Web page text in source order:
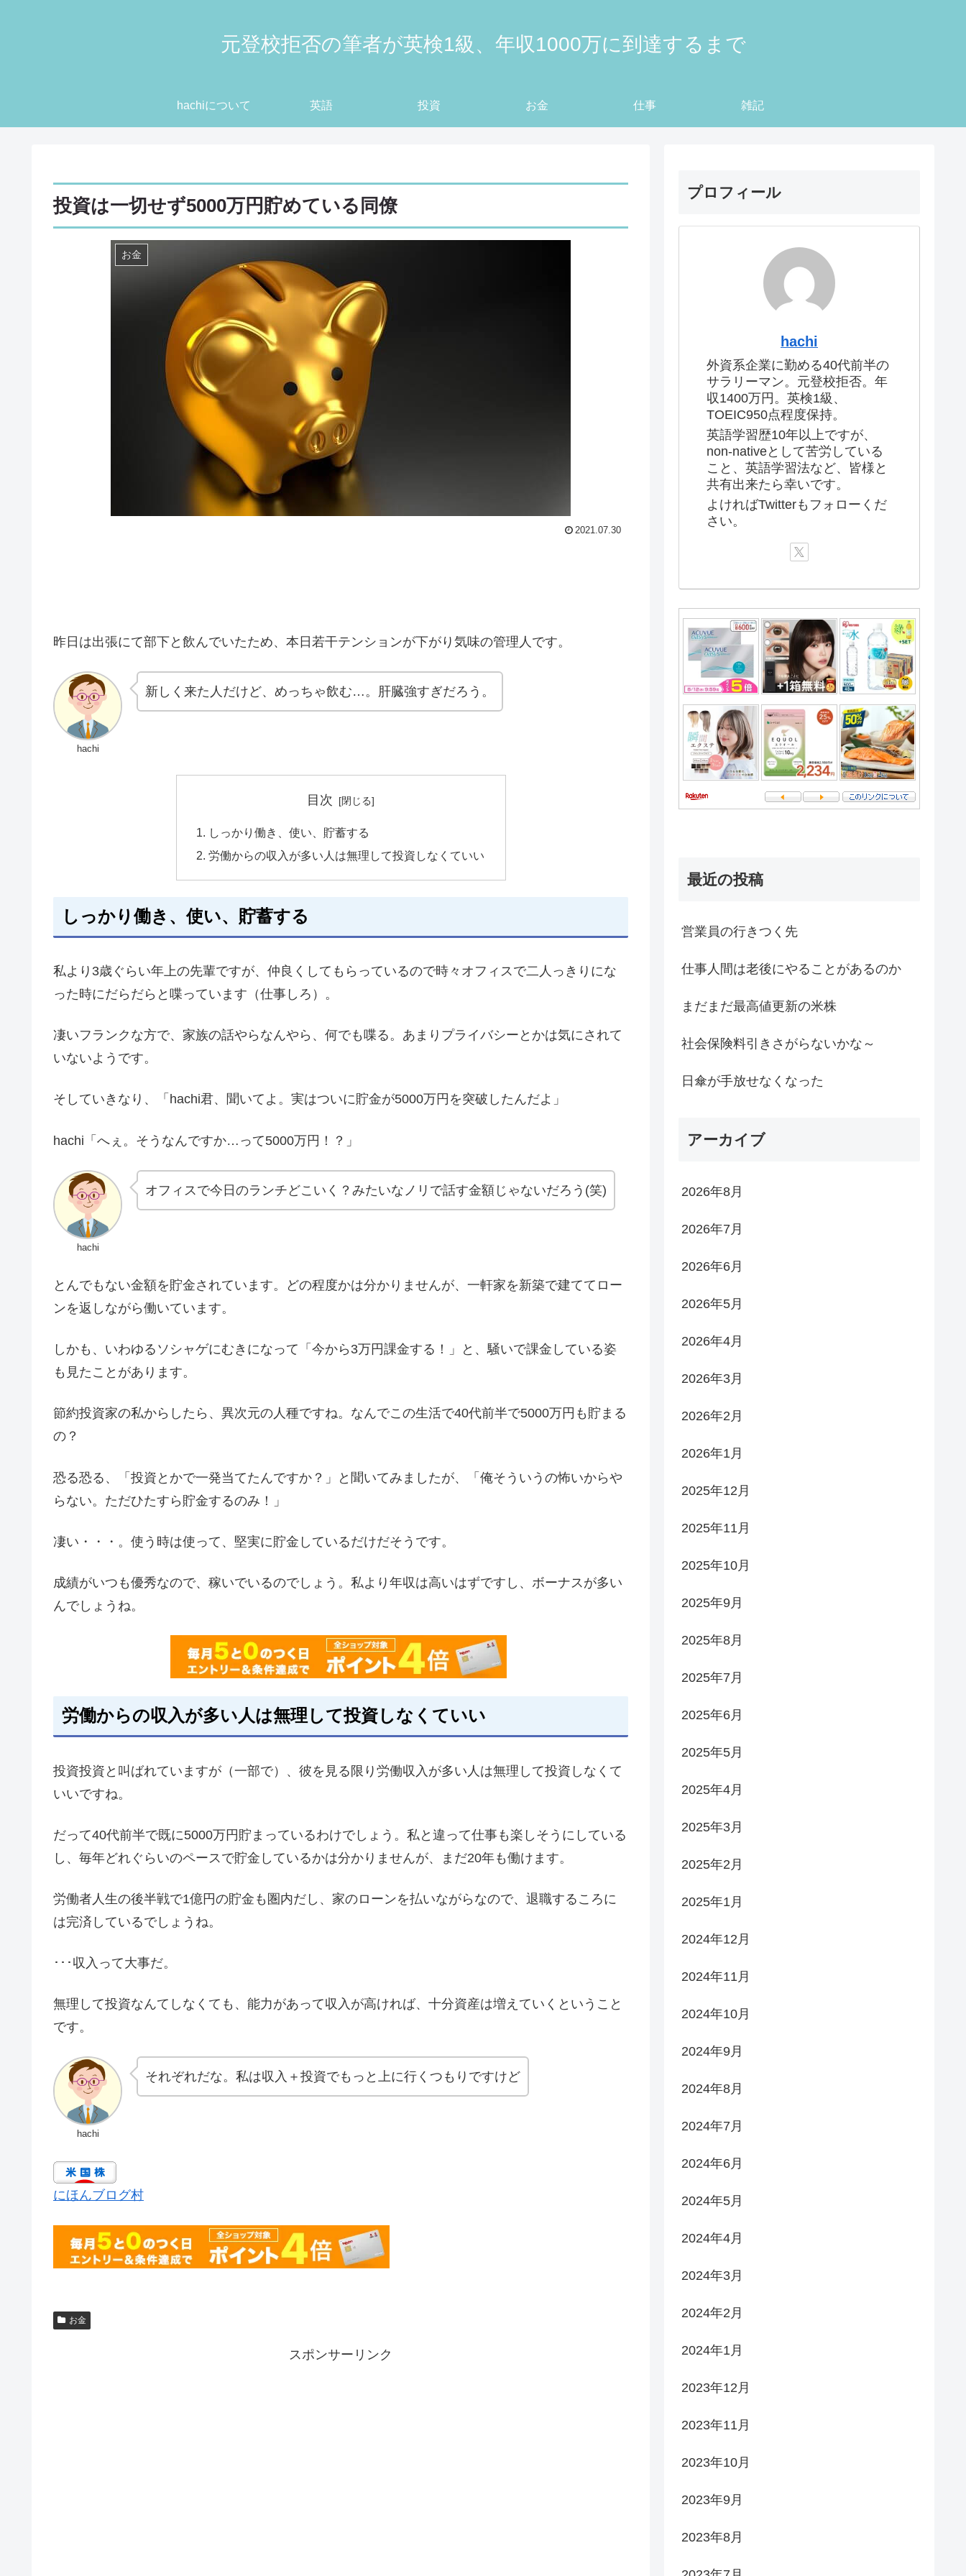
元登校拒否の筆者が英検1級、年収1000万に到達するまで
hachiについて 英語 投資 お金 仕事 雑記
投資は一切せず5000万円貯めている同僚
お金
2021.07.30
昨日は出張にて部下と飲んでいたため、本日若干テンションが下がり気味の管理人です。
hachi
新しく来た人だけど、めっちゃ飲む…。肝臓強すぎだろう。
目次
しっかり働き、使い、貯蓄する
労働からの収入が多い人は無理して投資しなくていい
しっかり働き、使い、貯蓄する
私より3歳ぐらい年上の先輩ですが、仲良くしてもらっているので時々オフィスで二人っきりにな
った時にだらだらと喋っています（仕事しろ）。
凄いフランクな方で、家族の話やらなんやら、何でも喋る。あまりプライバシーとかは気にされて
いないようです。
そしていきなり、「hachi君、聞いてよ。実はついに貯金が5000万円を突破したんだよ」
hachi「へぇ。そうなんですか…って5000万円！？」
hachi
オフィスで今日のランチどこいく？みたいなノリで話す金額じゃないだろう(笑)
とんでもない金額を貯金されています。どの程度かは分かりませんが、一軒家を新築で建ててロー
ンを返しながら働いています。
しかも、いわゆるソシャゲにむきになって「今から3万円課金する！」と、騒いで課金している姿
も見たことがあります。
節約投資家の私からしたら、異次元の人種ですね。なんでこの生活で40代前半で5000万円も貯まる
の？
恐る恐る、「投資とかで一発当てたんですか？」と聞いてみましたが、「俺そういうの怖いからや
らない。ただひたすら貯金するのみ！」
凄い・・・。使う時は使って、堅実に貯金しているだけだそうです。
成績がいつも優秀なので、稼いでいるのでしょう。私より年収は高いはずですし、ボーナスが多い
んでしょうね。
労働からの収入が多い人は無理して投資しなくていい
投資投資と叫ばれていますが（一部で）、彼を見る限り労働収入が多い人は無理して投資しなくて
いいですね。
だって40代前半で既に5000万円貯まっているわけでしょう。私と違って仕事も楽しそうにしている
し、毎年どれぐらいのペースで貯金しているかは分かりませんが、まだ20年も働けます。
労働者人生の後半戦で1億円の貯金も圏内だし、家のローンを払いながらなので、退職するころに
は完済しているでしょうね。
･･･収入って大事だ。
無理して投資なんてしなくても、能力があって収入が高ければ、十分資産は増えていくということ
です。
hachi
それぞれだな。私は収入＋投資でもっと上に行くつもりですけど
にほんブログ村
お金
スポンサーリンク
プロフィール
hachi
外資系企業に勤める40代前半の
サラリーマン。元登校拒否。年
収1400万円。英検1級、
TOEIC950点程度保持。
英語学習歴10年以上ですが、
non-nativeとして苦労している
こと、英語学習法など、皆様と
共有出来たら幸いです。
よければTwitterもフォローくだ
さい。
最近の投稿
営業員の行きつく先
仕事人間は老後にやることがあるのか
まだまだ最高値更新の米株
社会保険料引きさがらないかな～
日傘が手放せなくなった
アーカイブ
2026年8月
2026年7月
2026年6月
2026年5月
2026年4月
2026年3月
2026年2月
2026年1月
2025年12月
2025年11月
2025年10月
2025年9月
2025年8月
2025年7月
2025年6月
2025年5月
2025年4月
2025年3月
2025年2月
2025年1月
2024年12月
2024年11月
2024年10月
2024年9月
2024年8月
2024年7月
2024年6月
2024年5月
2024年4月
2024年3月
2024年2月
2024年1月
2023年12月
2023年11月
2023年10月
2023年9月
2023年8月